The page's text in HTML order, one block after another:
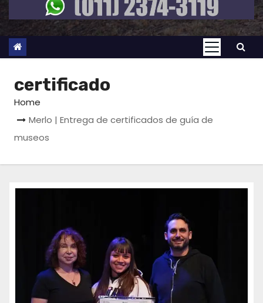
certificado
Home
Merlo | Entrega de certificados de guía de
museos